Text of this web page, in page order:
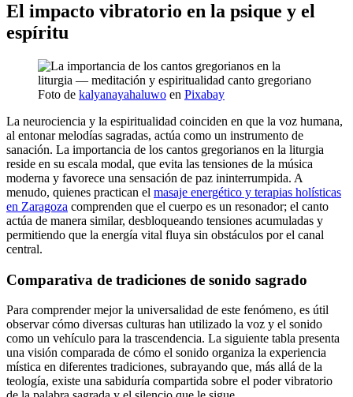
El impacto vibratorio en la psique y el
espíritu
Foto de kalyanayahaluwo en Pixabay
La neurociencia y la espiritualidad coinciden en que la voz humana,
al entonar melodías sagradas, actúa como un instrumento de
sanación. La importancia de los cantos gregorianos en la liturgia
reside en su escala modal, que evita las tensiones de la música
moderna y favorece una sensación de paz ininterrumpida. A
menudo, quienes practican el masaje energético y terapias holísticas
en Zaragoza comprenden que el cuerpo es un resonador; el canto
actúa de manera similar, desbloqueando tensiones acumuladas y
permitiendo que la energía vital fluya sin obstáculos por el canal
central.
Comparativa de tradiciones de sonido sagrado
Para comprender mejor la universalidad de este fenómeno, es útil
observar cómo diversas culturas han utilizado la voz y el sonido
como un vehículo para la trascendencia. La siguiente tabla presenta
una visión comparada de cómo el sonido organiza la experiencia
mística en diferentes tradiciones, subrayando que, más allá de la
teología, existe una sabiduría compartida sobre el poder vibratorio